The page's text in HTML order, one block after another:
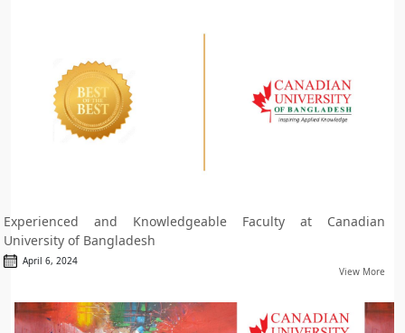
Experienced and Knowledgeable Faculty at Canadian
University of Bangladesh
April 6, 2024
View More